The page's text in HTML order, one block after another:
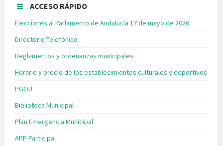
ACCESO RÁPIDO
Elecciones al Parlamento de Andalucía 17 de mayo de 2026
Directorio Telefónico
Reglamentos y ordenanzas municipales
Horario y precio de los establecimientos culturales y deportivos
PGOU
Biblioteca Municipal
Plan Emergencia Municipal
APP Participa